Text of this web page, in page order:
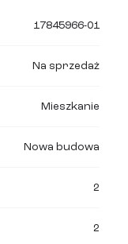
17845966-01
Na sprzedaż
Mieszkanie
Nowa budowa
2
2